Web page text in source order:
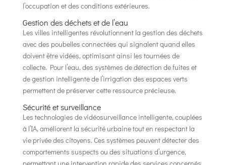
l’occupation et des conditions extérieures.
Gestion des déchets et de l’eau
Les villes intelligentes révolutionnent la gestion des déchets
avec des poubelles connectées qui signalent quand elles
doivent être vidées, optimisant ainsi les tournées de
collecte. Pour l’eau, des systèmes de détection de fuites et
de gestion intelligente de l’irrigation des espaces verts
permettent de préserver cette ressource précieuse.
Sécurité et surveillance
Les technologies de vidéosurveillance intelligente, couplées
à l’IA, améliorent la sécurité urbaine tout en respectant la
vie privée des citoyens. Ces systèmes peuvent détecter des
comportements suspects ou des situations d’urgence,